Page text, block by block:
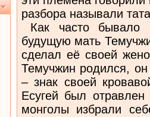
разбора называли
Как часто бывало
будущую мать
сделал её своей
Темучжин родился,
– знак своей
Есугей был
монголы избрали